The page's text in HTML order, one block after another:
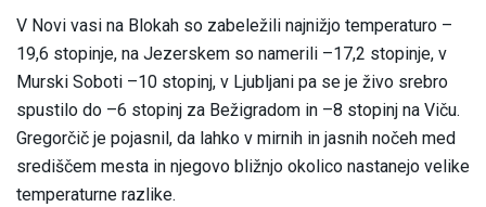
V Novi vasi na Blokah so zabeležili najnižjo temperaturo –
19,6 stopinje, na Jezerskem so namerili –17,2 stopinje, v
Murski Soboti –10 stopinj, v Ljubljani pa se je živo srebro
spustilo do –6 stopinj za Bežigradom in –8 stopinj na Viču.
Gregorčič je pojasnil, da lahko v mirnih in jasnih nočeh med
središčem mesta in njegovo bližnjo okolico nastanejo velike
temperaturne razlike.